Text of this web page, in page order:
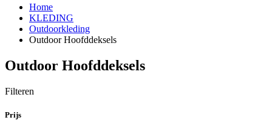
Home
KLEDING
Outdoorkleding
Outdoor Hoofddeksels
Outdoor Hoofddeksels
Filteren
Prijs